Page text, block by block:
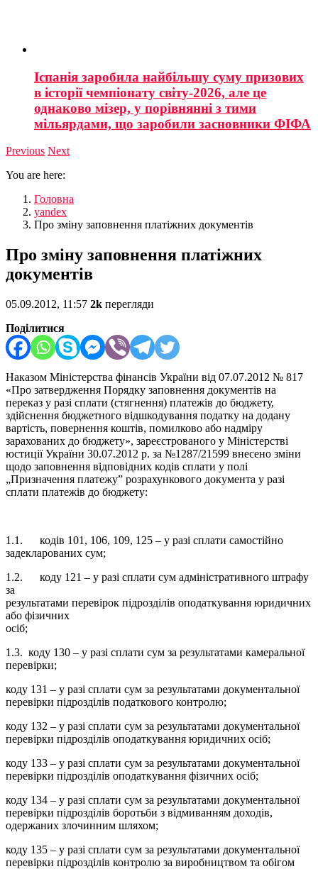
Іспанія заробила найбільшу суму призових
в історії чемпіонату світу-2026, але це
однаково мізер, у порівнянні з тими
мільярдами, що заробили засновники ФІФА
Previous Next
You are here:
Головна
yandex
Про зміну заповнення платіжних документів
Про зміну заповнення платіжних
документів
05.09.2012, 11:57 2k перегляди
Поділитися
Наказом Міністерства фінансів України від 07.07.2012 № 817
«Про затвердження Порядку заповнення документів на
переказ у разі сплати (стягнення) платежів до бюджету,
здійснення бюджетного відшкодування податку на додану
вартість, повернення коштів, помилково або надміру
зарахованих до бюджету», зареєстрованого у Міністерстві
юстиції України 30.07.2012 р. за №1287/21599 внесено зміни
щодо заповнення відповідних кодів сплати у полі
„Призначення платежу” розрахункового документа у разі
сплати платежів до бюджету:
1.1. кодів 101, 106, 109, 125 – у разі сплати самостійно
задекларованих сум;
1.2. коду 121 – у разі сплати сум адміністративного штрафу
за
результатами перевірок підрозділів оподаткування юридичних
або фізичних
осіб;
1.3. коду 130 – у разі сплати сум за результатами камеральної
перевірки;
коду 131 – у разі сплати сум за результатами документальної
перевірки підрозділів податкового контролю;
коду 132 – у разі сплати сум за результатами документальної
перевірки підрозділів оподаткування юридичних осіб;
коду 133 – у разі сплати сум за результатами документальної
перевірки підрозділів оподаткування фізичних осіб;
коду 134 – у разі сплати сум за результатами документальної
перевірки підрозділів боротьби з відмиванням доходів,
одержаних злочинним шляхом;
коду 135 – у разі сплати сум за результатами документальної
перевірки підрозділів контролю за виробництвом та обігом